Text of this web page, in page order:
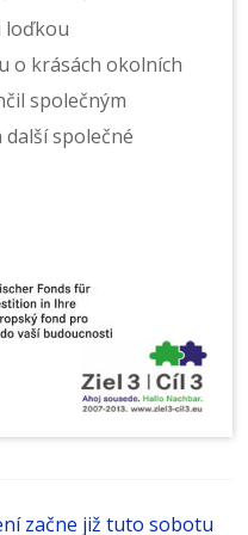
loďkou
o krásách okolních
společným
společné
začne již tuto sobotu